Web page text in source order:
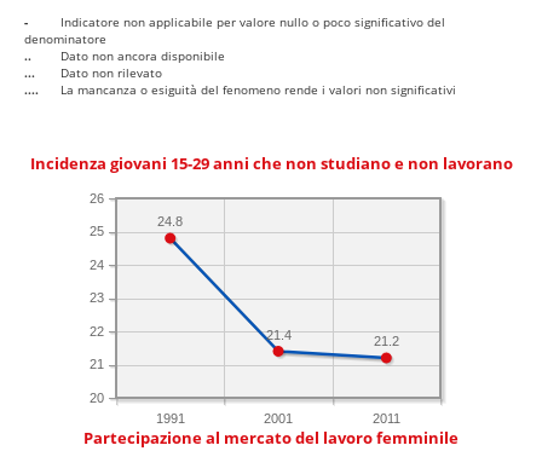
-
Indicatore non applicabile per valore nullo o poco significativo del
denominatore
..
Dato non ancora disponibile
...
Dato non rilevato
....
La mancanza o esiguità del fenomeno rende i valori non significativi
Incidenza giovani 15-29 anni che non studiano e non lavorano
1991 2001 2011
20
21
22
23
24
25
26
21.2
21.4
24.8
Partecipazione al mercato del lavoro femminile